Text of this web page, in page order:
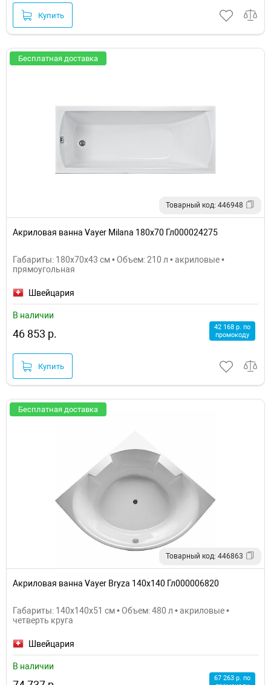
Купить
Бесплатная доставка
Товарный код: 446948
Акриловая ванна Vayer Milana 180x70 Гл000024275
Габариты: 180x70x43 см • Объем: 210 л • акриловые •
прямоугольная
Швейцария
В наличии
46 853 р.
42 168 р. по
промокоду
Купить
Бесплатная доставка
Товарный код: 446863
Акриловая ванна Vayer Bryza 140x140 Гл000006820
Габариты: 140x140x51 см • Объем: 480 л • акриловые •
четверть круга
Швейцария
В наличии
67 263 р. по